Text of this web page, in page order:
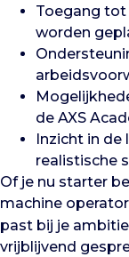
Toegang
worden
de AXS
Inzicht in
realistische
Of je nu starter
machine
past bij je
vrijblijvend